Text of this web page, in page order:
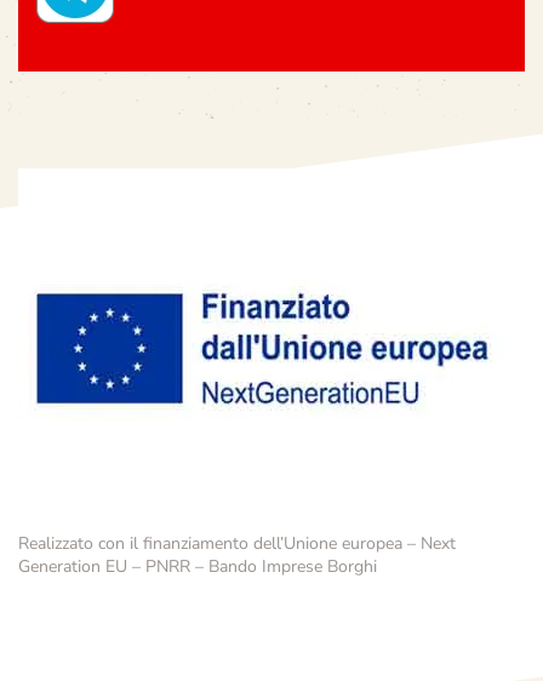
Realizzato con il finanziamento dell’Unione europea – Next
Generation EU – PNRR – Bando Imprese Borghi